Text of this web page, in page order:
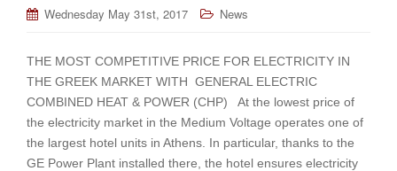
Wednesday May 31st, 2017 News
THE MOST COMPETITIVE PRICE FOR ELECTRICITY IN
THE GREEK MARKET WITH GENERAL ELECTRIC
COMBINED HEAT & POWER (CHP) At the lowest price of
the electricity market in the Medium Voltage operates one of
the largest hotel units in Athens. In particular, thanks to the
GE Power Plant installed there, the hotel ensures electricity